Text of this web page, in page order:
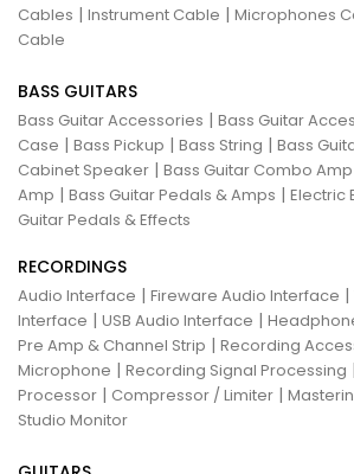
Cables | Instrument Cable | Microphones
Cable
BASS GUITARS
Bass Guitar Accessories | Bass Guitar
Case | Bass Pickup | Bass String | Bass
Cabinet Speaker | Bass Guitar Combo Amp
Amp | Bass Guitar Pedals & Amps | Electric
Guitar Pedals & Effects
RECORDINGS
Audio Interface | Fireware Audio Interface |
Interface | USB Audio Interface |
Pre Amp & Channel Strip | Recording
Microphone | Recording Signal Processing |
Processor | Compressor / Limiter |
Studio Monitor